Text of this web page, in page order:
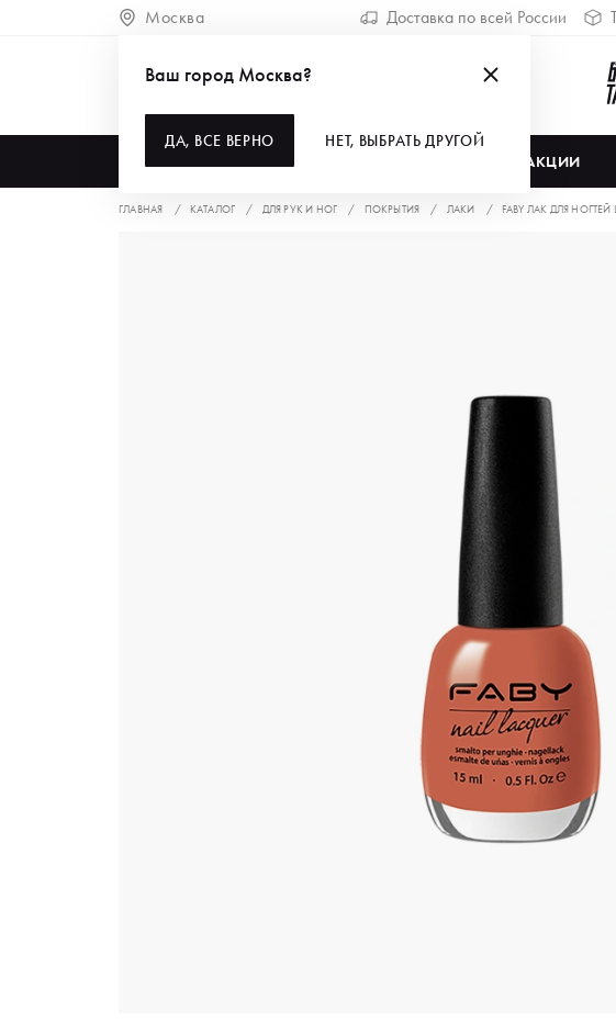
Москва Доставка по всей России
АКЦИИ
Ваш город Москва?
ДА, ВСЕ ВЕРНО НЕТ, ВЫБРАТЬ ДРУГОЙ
ГЛАВНАЯ КАТАЛОГ ДЛЯ РУК И НОГ ПОКРЫТИЯ ЛАКИ FABY ЛАК ДЛЯ НОГТЕЙ